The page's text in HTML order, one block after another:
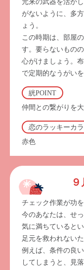
元来の武器を活か
がないように、多
ょう。
この時期は、部屋
す。要らないもの
心がけましょう。
で定期的なうがい
絖POINT
仲間との繋がりを大
恋のラッキーカ
赤色
チェック作業が功
今のあなたは、せ
気に満ちていると
足元を救われない
例えば、条件の良
してしまうと、見